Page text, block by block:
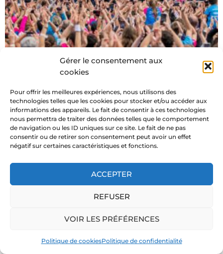
Gérer le consentement aux
cookies
Pour offrir les meilleures expériences, nous utilisons des
technologies telles que les cookies pour stocker et/ou accéder aux
informations des appareils. Le fait de consentir à ces technologies
nous permettra de traiter des données telles que le comportement
de navigation ou les ID uniques sur ce site. Le fait de ne pas
consentir ou de retirer son consentement peut avoir un effet
négatif sur certaines caractéristiques et fonctions.
ACCEPTER
REFUSER
VOIR LES PRÉFÉRENCES
Politique de cookiesPolitique de confidentialité